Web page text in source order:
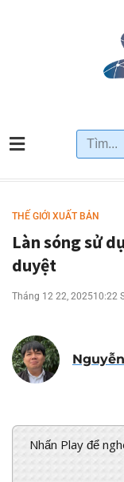
THẾ GIỚI XUẤT BẢN
Làn sóng sử
duyệt
Tháng 12 22, 202510:22
Nhấn Play để